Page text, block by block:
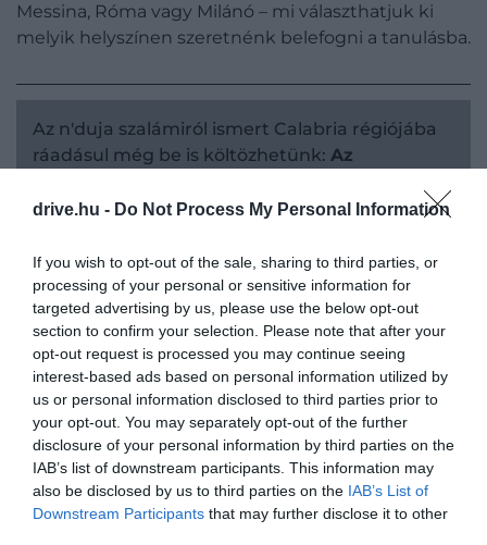
drive.hu - Do Not Process My Personal Information
If you wish to opt-out of the sale, sharing to third parties, or
processing of your personal or sensitive information for
targeted advertising by us, please use the below opt-out
section to confirm your selection. Please note that after your
opt-out request is processed you may continue seeing
interest-based ads based on personal information utilized by
us or personal information disclosed to third parties prior to
your opt-out. You may separately opt-out of the further
disclosure of your personal information by third parties on the
IAB’s list of downstream participants. This information may
also be disclosed by us to third parties on the IAB’s List of
Downstream Participants that may further disclose it to other
Messina, Róma vagy Milánó – mi választhatjuk ki
melyik helyszínen szeretnénk belefogni a tanulásba.
Az n'duja szalámiról ismert Calabria régiójába
ráadásul még be is költözhetünk: Az
fizetnek, ha odaköltözünk
Az „olasz konyha Airbnb-jeként” is
megnevezett programhoz eleinte
főleg a háziasszonyok csatlakoztak
(akik ma is a résztvevők 80 százalékát
teszik ki), ám idővel a kirepült
gyerekek miatt egyedül maradt
apukák és nagypapák is felfigyeltek a
lehetőségre.